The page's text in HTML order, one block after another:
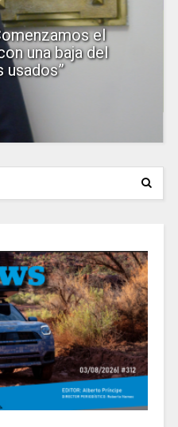
el
una baja del
usados”